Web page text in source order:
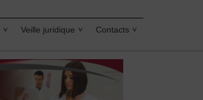
Veille juridique Contacts